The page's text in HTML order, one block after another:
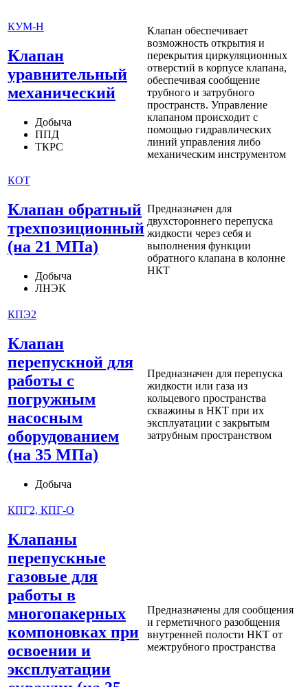
КУМ-Н
Клапан
уравнительный
механический
Добыча
ППД
ТКРС
Клапан обеспечивает
возможность открытия и
перекрытия циркуляционных
отверстий в корпусе клапана,
обеспечивая сообщение
трубного и затрубного
пространств. Управление
клапаном происходит с
помощью гидравлических
линий управления либо
механическим инструментом
КОТ
Клапан обратный
трехпозиционный
(на 21 МПа)
Добыча
ЛНЭК
Предназначен для
двухстороннего перепуска
жидкости через себя и
выполнения функции
обратного клапана в колонне
НКТ
КПЭ2
Клапан
перепускной для
работы с
погружным
насосным
оборудованием
(на 35 МПа)
Добыча
Предназначен для перепуска
жидкости или газа из
кольцевого пространства
скважины в НКТ при их
эксплуатации с закрытым
затрубным пространством
КПГ2, КПГ-О
Клапаны
перепускные
газовые для
работы в
многопакерных
компоновках при
освоении и
эксплуатации
Предназначены для сообщения
и герметичного разобщения
внутренней полости НКТ от
межтрубного пространства